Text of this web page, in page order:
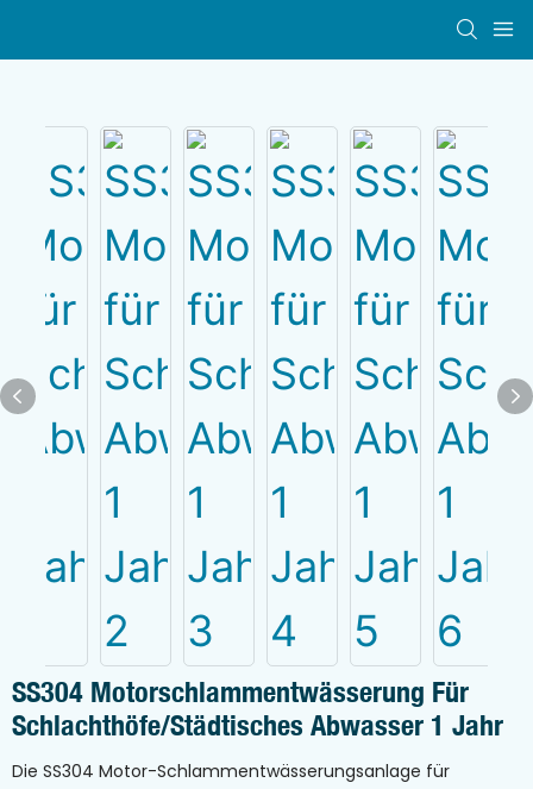
SS304 Motorschlammentwässerung Für
Schlachthöfe/städtisches Abwasser 1 Jahr
Die SS304 Motor-Schlammentwässerungsanlage für